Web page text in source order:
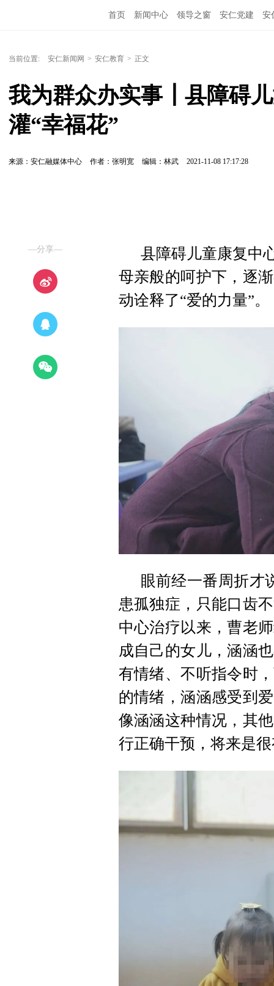
首页 新闻中心 领导之窗 安仁党建 安
当前位置: 安仁新闻网 > 安仁教育 > 正文
我为群众办实事┃县障碍
灌“幸福花”
来源：安仁融媒体中心 作者：张明宽 编辑：林武 2021-11-08 17:17:28
—分享—
县障碍儿童康复中
母亲般的呵护下，逐
动诠释了“爱的力量”。
眼前经一番周折才
患孤独症，只能口齿
中心治疗以来，曹老
成自己的女儿，涵涵
有情绪、不听指令时
的情绪，涵涵感受到
像涵涵这种情况，其
行正确干预，将来是